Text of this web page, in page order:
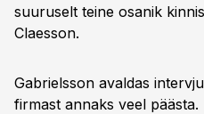
suuruselt teine osanik
Claesson.
Gabrielsson avaldas
firmast annaks veel